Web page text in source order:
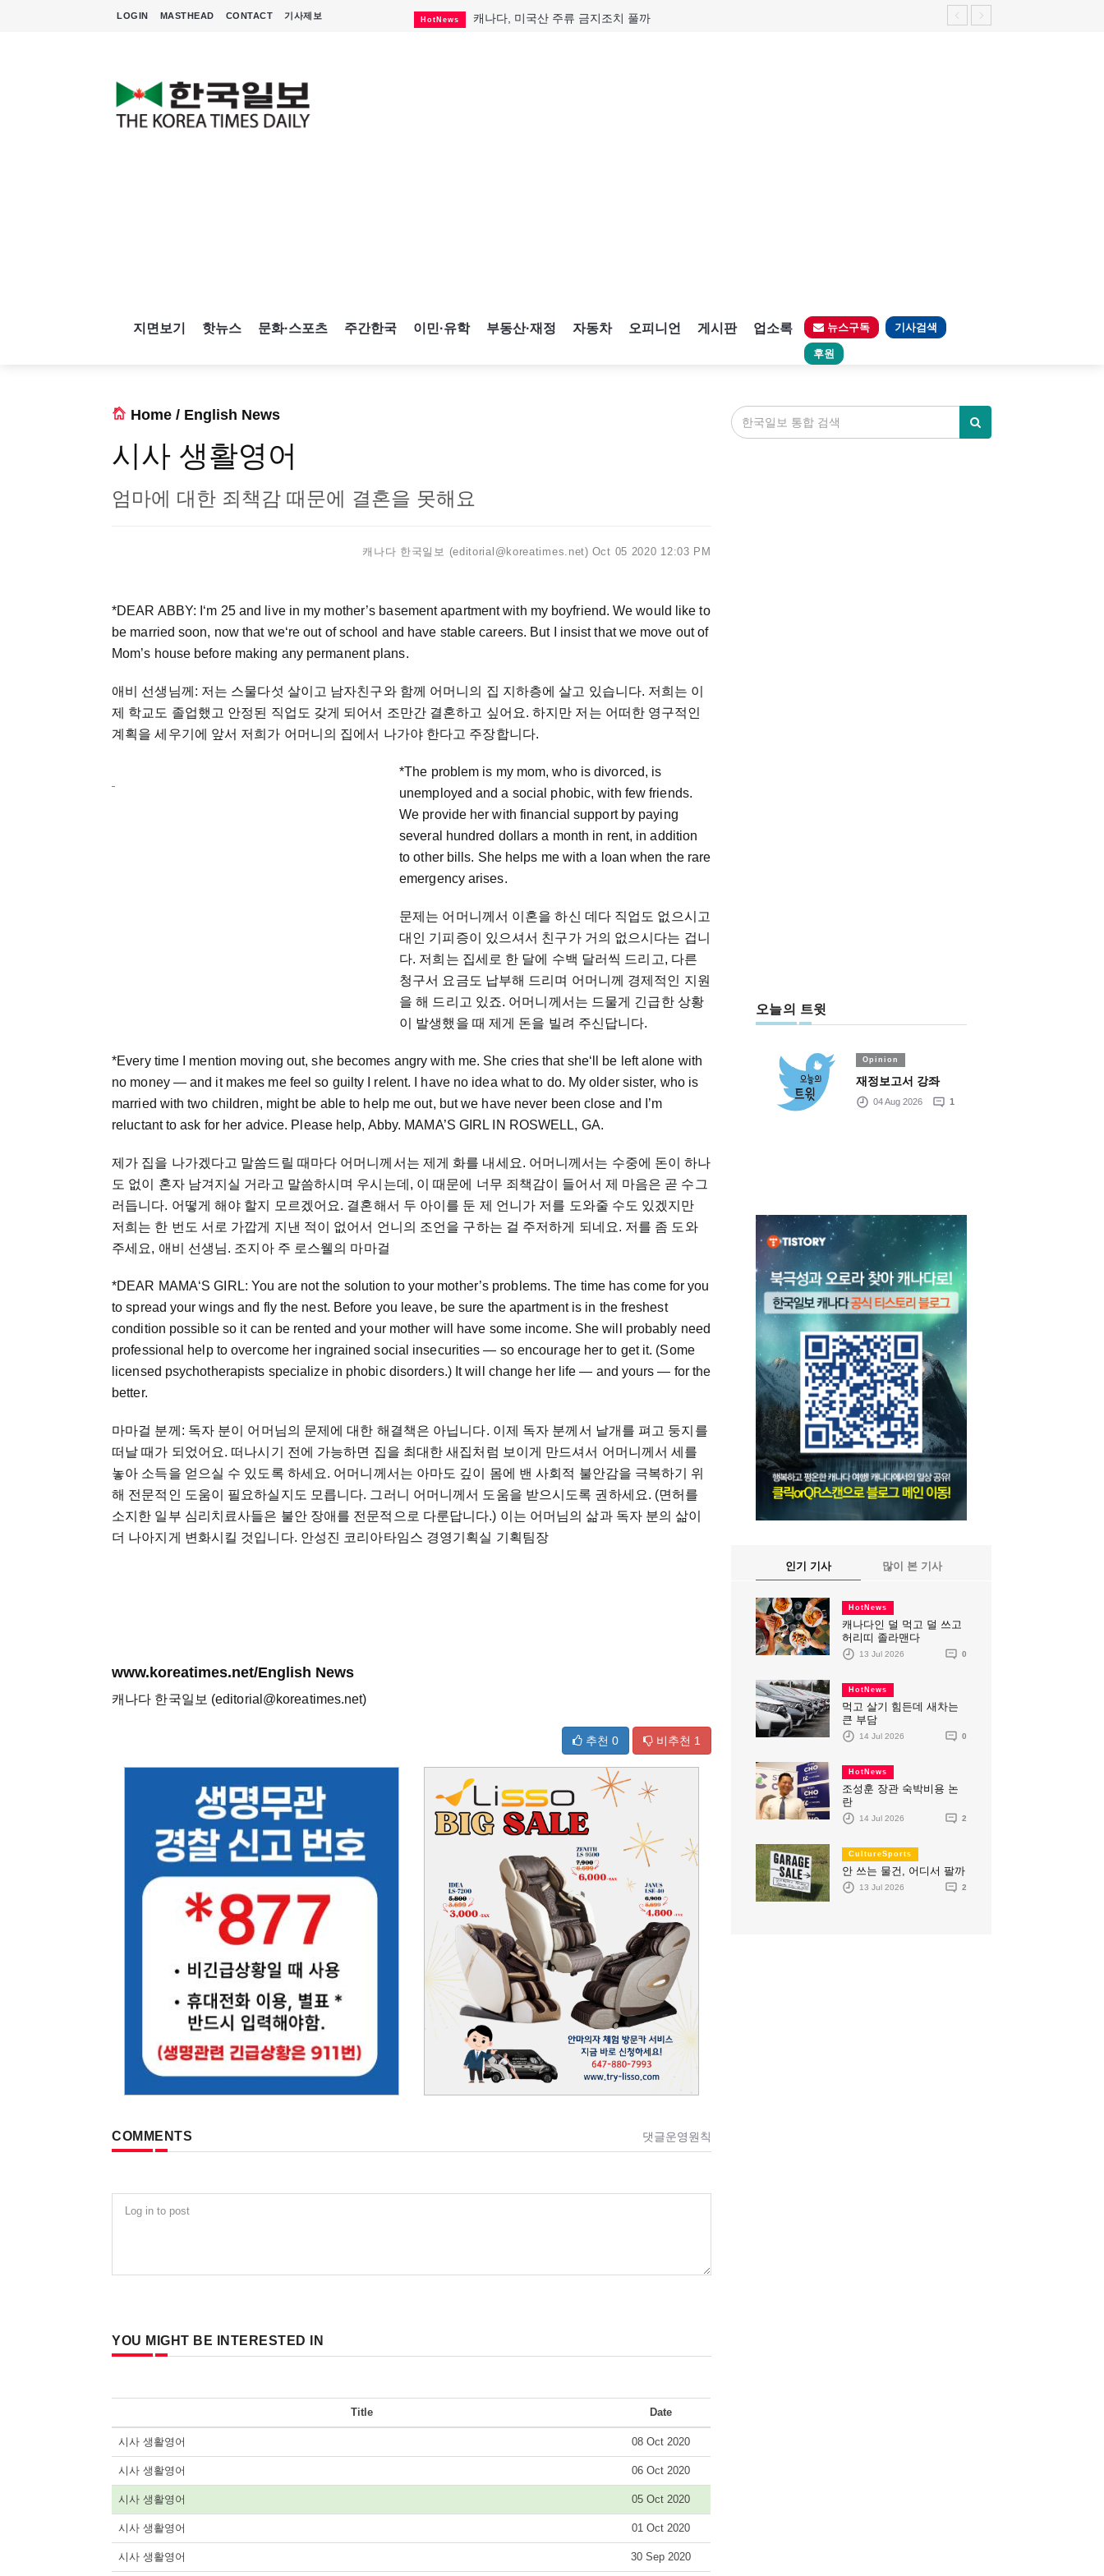
LOGIN MASTHEAD CONTACT 기사제보 HotNews 캐나다, 미국산 주류 금지조치 풀까
지면보기 핫뉴스 문화·스포츠 주간한국 이민·유학 부동산·재정 자동차 오피니언 게시판 업소록 뉴스구독 기사검색
후원
Home / English News
시사 생활영어
엄마에 대한 죄책감 때문에 결혼을 못해요
캐나다 한국일보 (editorial@koreatimes.net) Oct 05 2020 12:03 PM
*DEAR ABBY: I‘m 25 and live in my mother’s basement apartment with my boyfriend. We would like to
be married soon, now that we‘re out of school and have stable careers. But I insist that we move out of
Mom’s house before making any permanent plans.
애비 선생님께: 저는 스물다섯 살이고 남자친구와 함께 어머니의 집 지하층에 살고 있습니다. 저희는 이
제 학교도 졸업했고 안정된 직업도 갖게 되어서 조만간 결혼하고 싶어요. 하지만 저는 어떠한 영구적인
계획을 세우기에 앞서 저희가 어머니의 집에서 나가야 한다고 주장합니다.
*The problem is my mom, who is divorced, is
unemployed and a social phobic, with few friends.
We provide her with financial support by paying
several hundred dollars a month in rent, in addition
to other bills. She helps me with a loan when the rare
emergency arises.
문제는 어머니께서 이혼을 하신 데다 직업도 없으시고
대인 기피증이 있으셔서 친구가 거의 없으시다는 겁니
다. 저희는 집세로 한 달에 수백 달러씩 드리고, 다른
청구서 요금도 납부해 드리며 어머니께 경제적인 지원
을 해 드리고 있죠. 어머니께서는 드물게 긴급한 상황
이 발생했을 때 제게 돈을 빌려 주신답니다.
*Every time I mention moving out, she becomes angry with me. She cries that she‘ll be left alone with
no money ― and it makes me feel so guilty I relent. I have no idea what to do. My older sister, who is
married with two children, might be able to help me out, but we have never been close and I’m
reluctant to ask for her advice. Please help, Abby. MAMA’S GIRL IN ROSWELL, GA.
제가 집을 나가겠다고 말씀드릴 때마다 어머니께서는 제게 화를 내세요. 어머니께서는 수중에 돈이 하나
도 없이 혼자 남겨지실 거라고 말씀하시며 우시는데, 이 때문에 너무 죄책감이 들어서 제 마음은 곧 수그
러듭니다. 어떻게 해야 할지 모르겠어요. 결혼해서 두 아이를 둔 제 언니가 저를 도와줄 수도 있겠지만
저희는 한 번도 서로 가깝게 지낸 적이 없어서 언니의 조언을 구하는 걸 주저하게 되네요. 저를 좀 도와
주세요, 애비 선생님. 조지아 주 로스웰의 마마걸
*DEAR MAMA‘S GIRL: You are not the solution to your mother’s problems. The time has come for you
to spread your wings and fly the nest. Before you leave, be sure the apartment is in the freshest
condition possible so it can be rented and your mother will have some income. She will probably need
professional help to overcome her ingrained social insecurities ― so encourage her to get it. (Some
licensed psychotherapists specialize in phobic disorders.) It will change her life ― and yours ― for the
better.
마마걸 분께: 독자 분이 어머님의 문제에 대한 해결책은 아닙니다. 이제 독자 분께서 날개를 펴고 둥지를
떠날 때가 되었어요. 떠나시기 전에 가능하면 집을 최대한 새집처럼 보이게 만드셔서 어머니께서 세를
놓아 소득을 얻으실 수 있도록 하세요. 어머니께서는 아마도 깊이 몸에 밴 사회적 불안감을 극복하기 위
해 전문적인 도움이 필요하실지도 모릅니다. 그러니 어머니께서 도움을 받으시도록 권하세요. (면허를
소지한 일부 심리치료사들은 불안 장애를 전문적으로 다룬답니다.) 이는 어머님의 삶과 독자 분의 삶이
더 나아지게 변화시킬 것입니다. 안성진 코리아타임스 경영기획실 기획팀장
www.koreatimes.net/English News
캐나다 한국일보 (editorial@koreatimes.net)
추천 0 비추천 1
COMMENTS 댓글운영원칙
Log in to post
YOU MIGHT BE INTERESTED IN
Title Date
시사 생활영어 08 Oct 2020
시사 생활영어 06 Oct 2020
시사 생활영어 05 Oct 2020
시사 생활영어 01 Oct 2020
시사 생활영어 30 Sep 2020
오늘의 트윗
Opinion
재정보고서 강좌
04 Aug 2026 1
인기 기사 많이 본 기사
HotNews
캐나다인 덜 먹고 덜 쓰고
허리띠 졸라맨다
13 Jul 2026 0
HotNews
먹고 살기 힘든데 새차는
큰 부담
14 Jul 2026 0
HotNews
조성훈 장관 숙박비용 논
란
14 Jul 2026 2
CultureSports
안 쓰는 물건, 어디서 팔까
13 Jul 2026 2